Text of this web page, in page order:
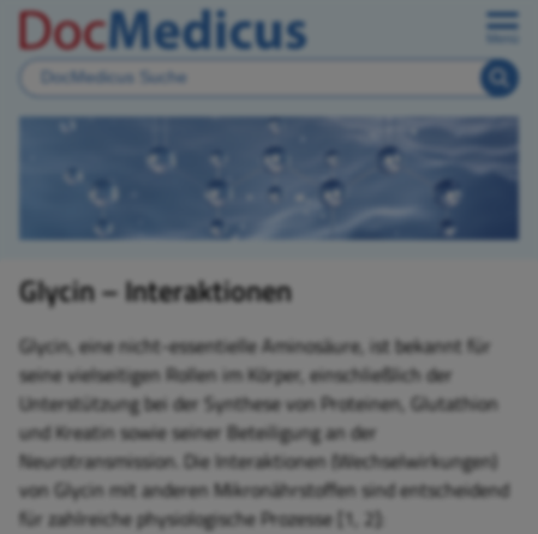
Glycin – Interaktionen
Glycin, eine nicht-essentielle Aminosäure, ist bekannt für
seine vielseitigen Rollen im Körper, einschließlich der
Unterstützung bei der Synthese von Proteinen, Glutathion
und Kreatin sowie seiner Beteiligung an der
Neurotransmission. Die Interaktionen (Wechselwirkungen)
von Glycin mit anderen Mikronährstoffen sind entscheidend
für zahlreiche physiologische Prozesse [1, 2]: